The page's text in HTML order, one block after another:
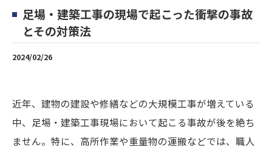
足場・建築工事の現場で起こった衝撃の事故
とその対策法
2024/02/26
近年、建物の建設や修繕などの大規模工事が増えている
中、足場・建築工事現場において起こる事故が後を絶ち
ません。特に、高所作業や重量物の運搬などでは、職人